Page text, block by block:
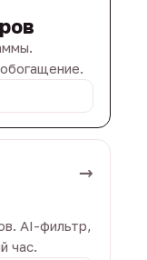
→
AI-фильтр,
час.